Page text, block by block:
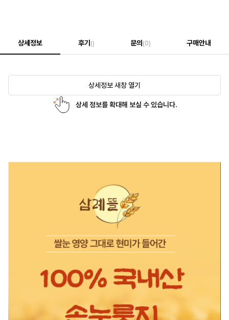
상세정보 후기 () 문의 (0) 구매안내
상세정보 새창 열기
상세 정보를 확대해 보실 수 있습니다.